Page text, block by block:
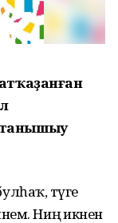
тәүге
Ниңә икәнен